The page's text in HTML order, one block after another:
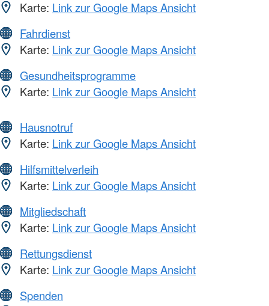
Karte: Link zur Google Maps Ansicht
Fahrdienst
Karte: Link zur Google Maps Ansicht
Gesundheitsprogramme
Karte: Link zur Google Maps Ansicht
Hausnotruf
Karte: Link zur Google Maps Ansicht
Hilfsmittelverleih
Karte: Link zur Google Maps Ansicht
Mitgliedschaft
Karte: Link zur Google Maps Ansicht
Rettungsdienst
Karte: Link zur Google Maps Ansicht
Spenden